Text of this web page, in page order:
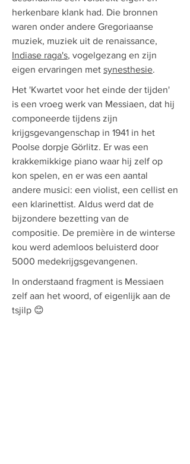
herkenbare klank had. Die bronnen
waren onder andere Gregoriaanse
muziek, muziek uit de renaissance,
Indiase raga's, vogelgezang en zijn
eigen ervaringen met synesthesie.
Het 'Kwartet voor het einde der tijden'
is een vroeg werk van Messiaen, dat hij
componeerde tijdens zijn
krijgsgevangenschap in 1941 in het
Poolse dorpje Görlitz. Er was een
krakkemikkige piano waar hij zelf op
kon spelen, en er was een aantal
andere musici: een violist, een cellist en
een klarinettist. Aldus werd dat de
bijzondere bezetting van de
compositie. De première in de winterse
kou werd ademloos beluisterd door
5000 medekrijgsgevangenen.
In onderstaand fragment is Messiaen
zelf aan het woord, of eigenlijk aan de
tsjilp 😊